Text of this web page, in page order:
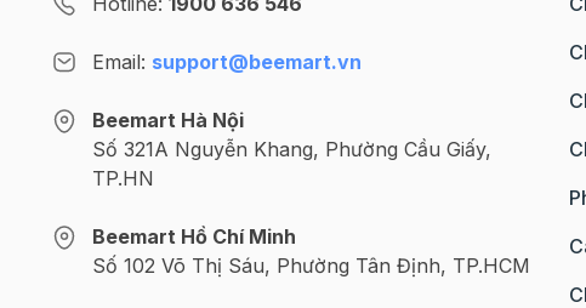
- Công dụng: Làm loại bánh mì có tỉ lệ đường cao ( từ
- Bảo quản: Bảo quản nơi khô ráo, thoáng mát.
Lưu ý: Nên sử dụng hết ngay sau khi mở gói
>>>>> Xem thêm các loại bột mì làm bánhTẠI ĐÂY
Email: support@beemart.vn
Beemart Hà Nội
Số 321A Nguyễn Khang, Phường Cầu Giấy,
TP.HN
Beemart Hồ Chí Minh
Số 102 Võ Thị Sáu, Phường Tân Định, TP.HCM